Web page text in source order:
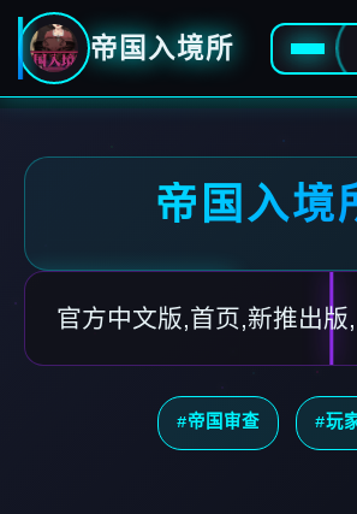
帝国入境所
帝国入境
官方中文版,首页,新推出版
#帝国审查 #玩